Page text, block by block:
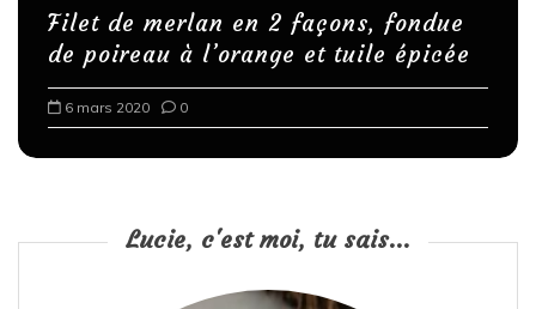
Filet de merlan en 2 façons, fondue
de poireau à l’orange et tuile épicée
6 mars 2020 0
Lucie, c'est moi, tu sais...